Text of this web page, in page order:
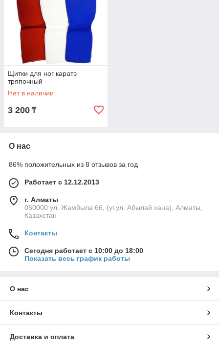
Щитки для ног каратэ
тряпочный
Нет в наличии
3 200 ₸
О нас
86% положительных из 8 отзывов за год
Работает с 12.12.2013
г. Алматы
050000 ул. Жамбыла 66, (уг.ул. Абылай хана), Алматы,
Казахстан
Контакты
Сегодня работает с 10:00 до 18:00
Показать весь график работы
О нас
Контакты
Доставка и оплата